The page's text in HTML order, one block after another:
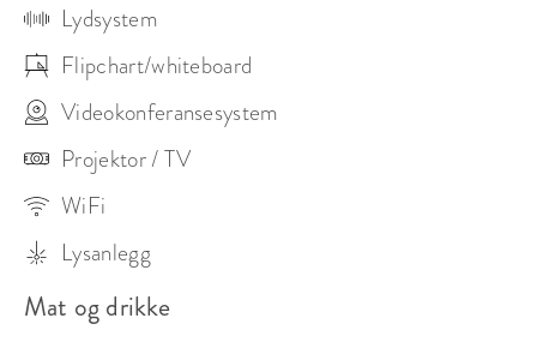
Lydsystem
Flipchart/whiteboard
Videokonferansesystem
Projektor / TV
WiFi
Lysanlegg
Mat og drikke